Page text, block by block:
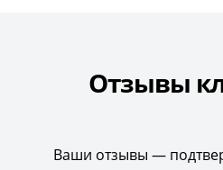
Отзывы
Ваши отзывы —